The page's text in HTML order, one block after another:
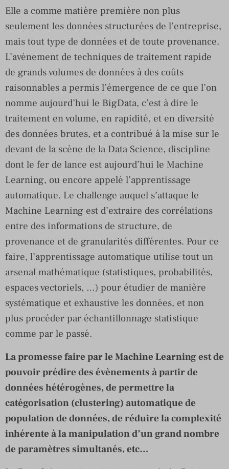
Elle a comme matière première non plus
seulement les données structurées de l’entreprise,
mais tout type de données et de toute provenance.
L’avènement de techniques de traitement rapide
de grands volumes de données à des coûts
raisonnables a permis l’émergence de ce que l’on
nomme aujourd’hui le BigData, c’est à dire le
traitement en volume, en rapidité, et en diversité
des données brutes, et a contribué à la mise sur le
devant de la scène de la Data Science, discipline
dont le fer de lance est aujourd’hui le Machine
Learning, ou encore appelé l’apprentissage
automatique. Le challenge auquel s’attaque le
Machine Learning est d’extraire des corrélations
entre des informations de structure, de
provenance et de granularités différentes. Pour ce
faire, l’apprentissage automatique utilise tout un
arsenal mathématique (statistiques, probabilités,
espaces vectoriels, …) pour étudier de manière
systématique et exhaustive les données, et non
plus procéder par échantillonnage statistique
comme par le passé.
La promesse faire par le Machine Learning est de
pouvoir prédire des évènements à partir de
données hétérogènes, de permettre la
catégorisation (clustering) automatique de
population de données, de réduire la complexité
inhérente à la manipulation d’un grand nombre
de paramètres simultanés, etc…